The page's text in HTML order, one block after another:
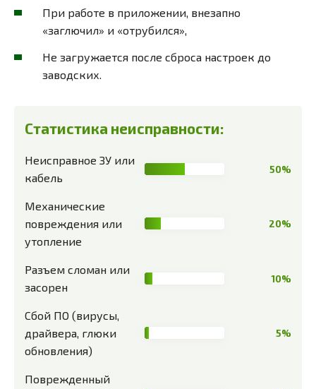
При работе в приложении, внезапно
«заглючил» и «отрубился»,
Не загружается после сброса настроек до
заводских.
Статистика неисправности:
Неисправное ЗУ или
кабель
50%
Механические
повреждения или
утопление
20%
Разъем сломан или
засорен
10%
Сбой ПО (вирусы,
драйвера, глюки
обновления)
5%
Поврежденный